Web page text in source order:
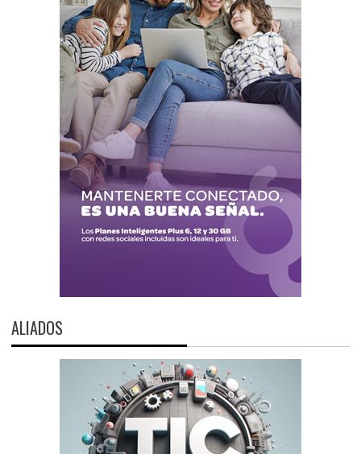
ALIADOS